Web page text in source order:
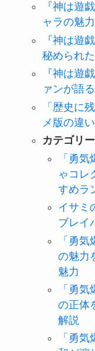
『神は遊
ャラの魅
『神は遊
秘められ
『神は遊
ァンが語
「歴史に
メ版の違
カテゴリ
「勇
ゃコレ
すめラ
イサミ
ブレイ
「勇
の魅力
魅力
「勇
の正体
解説
「勇